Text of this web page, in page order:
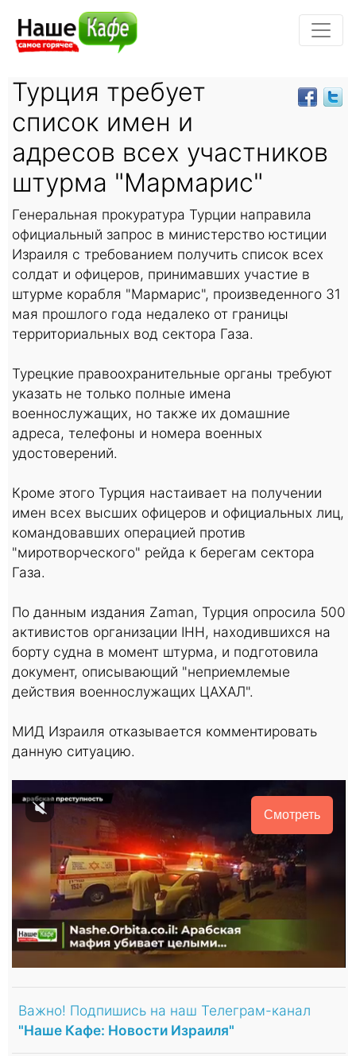
Турция требует
список имен и
адресов всех участников
штурма "Мармарис"
Генеральная прокуратура Турции направила
официальный запрос в министерство юстиции
Израиля с требованием получить список всех
солдат и офицеров, принимавших участие в
штурме корабля "Мармарис", произведенного 31
мая прошлого года недалеко от границы
территориальных вод сектора Газа.
Турецкие правоохранительные органы требуют
указать не только полные имена
военнослужащих, но также их домашние
адреса, телефоны и номера военных
удостоверений.
Кроме этого Турция настаивает на получении
имен всех высших офицеров и официальных лиц,
командовавших операцией против
"миротворческого" рейда к берегам сектора
Газа.
По данным издания Zaman, Турция опросила 500
активистов организации IHH, находившихся на
борту судна в момент штурма, и подготовила
документ, описывающий "неприемлемые
действия военнослужащих ЦАХАЛ".
МИД Израиля отказывается комментировать
данную ситуацию.
Смотреть
Важно! Подпишись на наш Телеграм-канал
"Наше Кафе: Новости Израиля"